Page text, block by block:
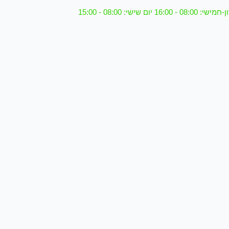
- 16:00 יום שישי: 08:00 - 15:00